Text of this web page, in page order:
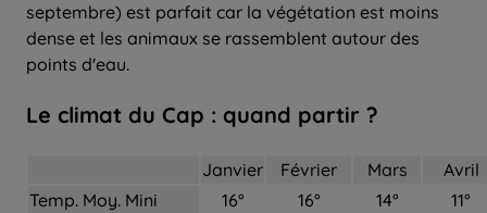
septembre) est parfait car la végétation est moins
dense et les animaux se rassemblent autour des
points d'eau.
Le climat du Cap : quand partir ?
Janvier Février Mars
Avril
Temp. Moy. Mini
16° 16° 14°
11°